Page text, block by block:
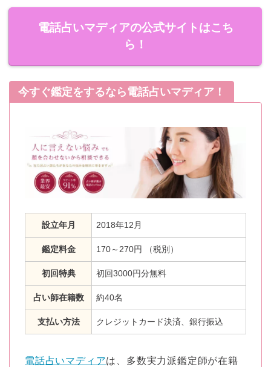
電話占いマディアの公式サイトはこち
ら！
今すぐ鑑定をするなら電話占いマディア！
設立年月 2018年12月
鑑定料金 170～270円 （税別）
初回特典 初回3000円分無料
占い師在籍数 約40名
支払い方法 クレジットカード決済、銀行振込
電話占いマディアは、多数実力派鑑定師が在籍